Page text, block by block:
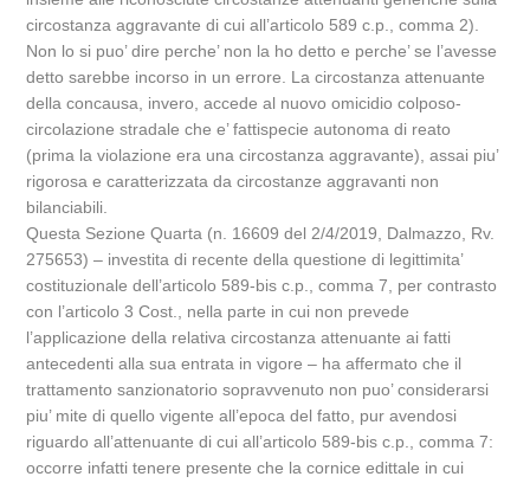
circostanza aggravante di cui all’articolo 589 c.p., comma 2).
Non lo si puo’ dire perche’ non la ho detto e perche’ se l’avesse
detto sarebbe incorso in un errore. La circostanza attenuante
della concausa, invero, accede al nuovo omicidio colposo-
circolazione stradale che e’ fattispecie autonoma di reato
(prima la violazione era una circostanza aggravante), assai piu’
rigorosa e caratterizzata da circostanze aggravanti non
bilanciabili.
Questa Sezione Quarta (n. 16609 del 2/4/2019, Dalmazzo, Rv.
275653) – investita di recente della questione di legittimita’
costituzionale dell’articolo 589-bis c.p., comma 7, per contrasto
con l’articolo 3 Cost., nella parte in cui non prevede
l’applicazione della relativa circostanza attenuante ai fatti
antecedenti alla sua entrata in vigore – ha affermato che il
trattamento sanzionatorio sopravvenuto non puo’ considerarsi
piu’ mite di quello vigente all’epoca del fatto, pur avendosi
riguardo all’attenuante di cui all’articolo 589-bis c.p., comma 7:
occorre infatti tenere presente che la cornice edittale in cui